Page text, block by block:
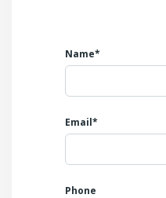
Name*
Email*
Phone